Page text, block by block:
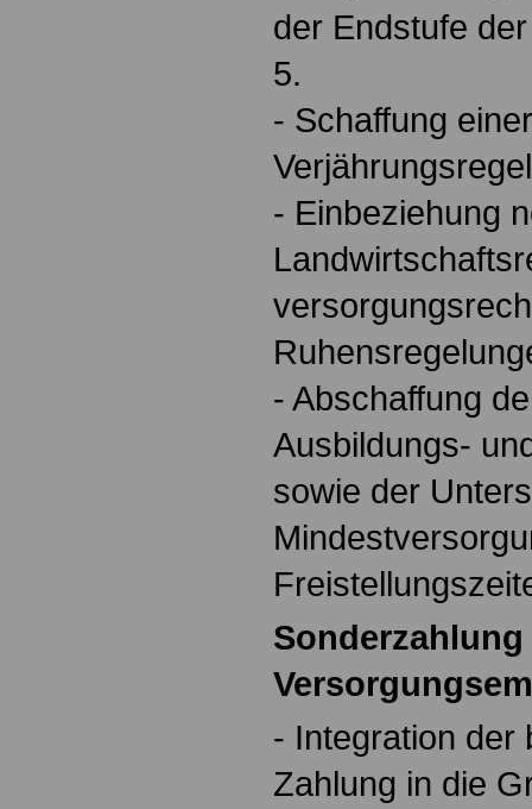
der Endstufe
5.
- Schaffung
- Einbeziehung
- Abschaffung
Ausbildungs-
sowie der
- Integration der
Zahlung in die